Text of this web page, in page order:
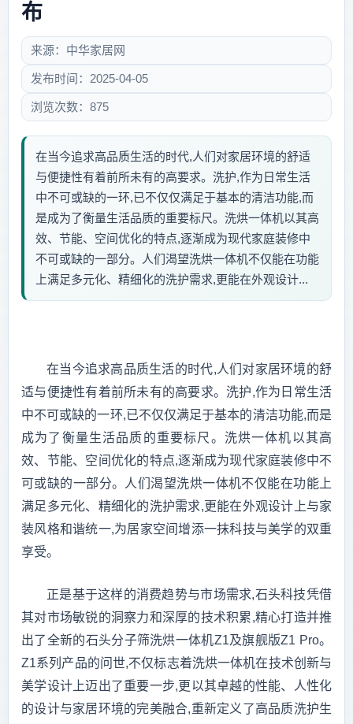
布
来源：中华家居网
发布时间：2025-04-05
浏览次数：875
在当今追求高品质生活的时代,人们对家居环境的舒适
与便捷性有着前所未有的高要求。洗护,作为日常生活
中不可或缺的一环,已不仅仅满足于基本的清洁功能,而
是成为了衡量生活品质的重要标尺。洗烘一体机以其高
效、节能、空间优化的特点,逐渐成为现代家庭装修中
不可或缺的一部分。人们渴望洗烘一体机不仅能在功能
上满足多元化、精细化的洗护需求,更能在外观设计...
在当今追求高品质生活的时代,人们对家居环境的舒
适与便捷性有着前所未有的高要求。洗护,作为日常生活
中不可或缺的一环,已不仅仅满足于基本的清洁功能,而是
成为了衡量生活品质的重要标尺。洗烘一体机以其高
效、节能、空间优化的特点,逐渐成为现代家庭装修中不
可或缺的一部分。人们渴望洗烘一体机不仅能在功能上
满足多元化、精细化的洗护需求,更能在外观设计上与家
装风格和谐统一,为居家空间增添一抹科技与美学的双重
享受。
正是基于这样的消费趋势与市场需求,石头科技凭借
其对市场敏锐的洞察力和深厚的技术积累,精心打造并推
出了全新的石头分子筛洗烘一体机Z1及旗舰版Z1 Pro。
Z1系列产品的问世,不仅标志着洗烘一体机在技术创新与
美学设计上迈出了重要一步,更以其卓越的性能、人性化
的设计与家居环境的完美融合,重新定义了高品质洗护生